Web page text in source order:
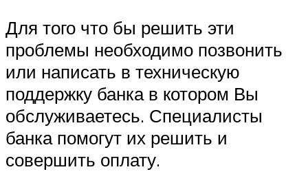
Для того что бы решить эти
проблемы необходимо позвонить
или написать в техническую
поддержку банка в котором Вы
обслуживаетесь. Специалисты
банка помогут их решить и
совершить оплату.